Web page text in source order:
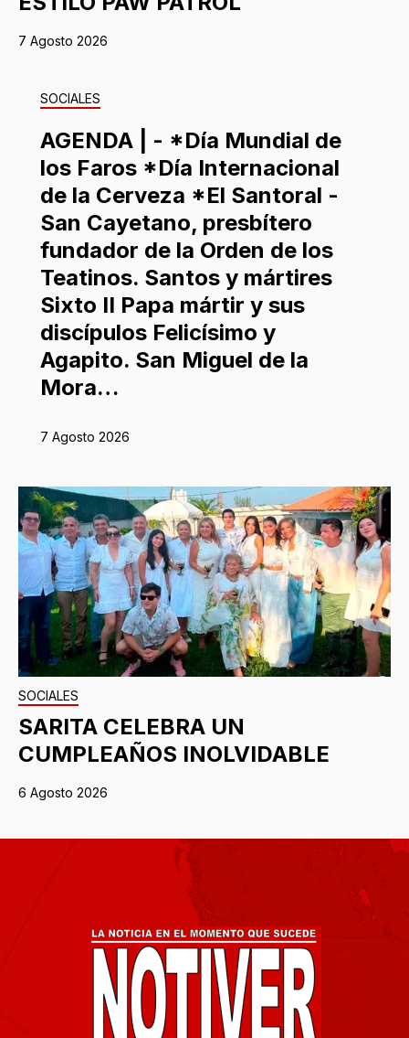
7 Agosto 2026
SOCIALES
AGENDA | - *Día Mundial de
los Faros *Día Internacional
de la Cerveza *El Santoral -
San Cayetano, presbítero
fundador de la Orden de los
Teatinos. Santos y mártires
Sixto II Papa mártir y sus
discípulos Felicísimo y
Agapito. San Miguel de la
Mora…
7 Agosto 2026
SOCIALES
SARITA CELEBRA UN
CUMPLEAÑOS INOLVIDABLE
6 Agosto 2026